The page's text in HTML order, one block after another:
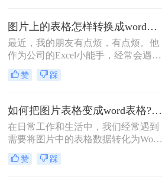
换成Word文档的方法，帮助您轻松完
成这一任务。
图片上的表格怎样转换成word表格？教你转换的二个方法！
最近，我的朋友有点烦，有点烦。他
作为公司的Excel小能手，经常会遇到
同事发Excel表过来咨询的情况。他们
的口头禅通常都是：“大神，大神，
对呢？”顺带一张Excel截图。对，是
截图！如何在一张截图上发现问题，
查找答案呢？这是一个问题。更大的
问题是，老板也喜欢这样……今天就
来给大家分享二个技巧，「图片上的
表格怎样转换成word表格」
赞 踩
如何把图片表格变成word表格?教你三招轻松搞定！
在日常工作和生活中，我们经常遇到
需要将图片中的表格数据转化为Word
文档中的表格的情况。这样的需求常
见于数据提取、文档编辑、报告撰写
赞 踩